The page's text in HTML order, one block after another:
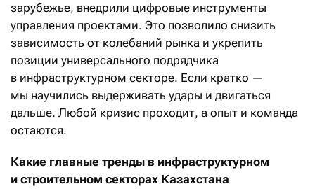
зарубежье, внедрили цифровые инструменты
управления проектами. Это позволило снизить
зависимость от колебаний рынка и укрепить
позиции универсального подрядчика
в инфраструктурном секторе. Если кратко —
мы научились выдерживать удары и двигаться
дальше. Любой кризис проходит, а опыт и команда
остаются.
Какие главные тренды в инфраструктурном
и строительном секторах Казахстана